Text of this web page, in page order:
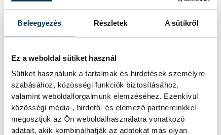
Beleegyezés Részletek A sütikről
Ez a weboldal sütiket használ
Sütiket használunk a tartalmak és hirdetések személyre
szabásához, közösségi funkciók biztosításához,
valamint weboldalforgalmunk elemzéséhez. Ezenkívül
közösségi média-, hirdető- és elemező partnereinkkel
megosztjuk az Ön weboldalhasználatra vonatkozó
adatait, akik kombinálhatják az adatokat más olyan
is támogatja.